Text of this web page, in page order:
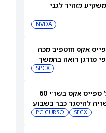
מזהיר לגבי
NVDA
אקס חוטפים מכה
מורגן רואה בהמשך
SPCX
עסקת קורסור של ספייס אקס בשווי 60
להיסגר כבר בשבוע
SPCX
PC:CURSO